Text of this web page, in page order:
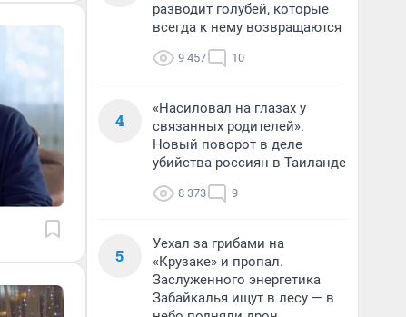
разводит голубей, которые
всегда к нему возвращаются
9 457 10
4
«Насиловал на глазах у
связанных родителей».
Новый поворот в деле
убийства россиян в Таиланде
8 373 9
5
Уехал за грибами на
«Крузаке» и пропал.
Заслуженного энергетика
Забайкалья ищут в лесу — в